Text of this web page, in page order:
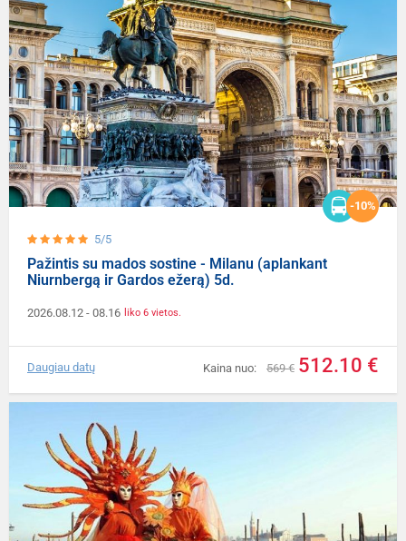
5/5
-10%
Pažintis su mados sostine - Milanu (aplankant
Niurnbergą ir Gardos ežerą) 5d.
2026.08.12 - 08.16 liko 6 vietos.
Kaina nuo: 569 € 512.10 €
Daugiau datų